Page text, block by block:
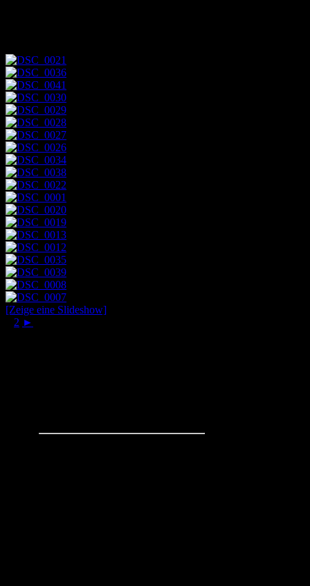
[Zeige eine Slideshow]
2 ►